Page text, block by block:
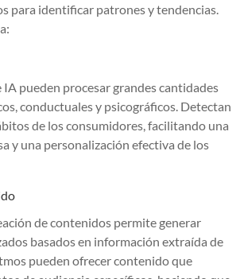
para identificar patrones y tendencias.
IA pueden procesar grandes cantidades
conductuales y psicográficos. Detectan
de los consumidores, facilitando una
y una personalización efectiva de los
de contenidos permite generar
basados en información extraída de
pueden ofrecer contenido que